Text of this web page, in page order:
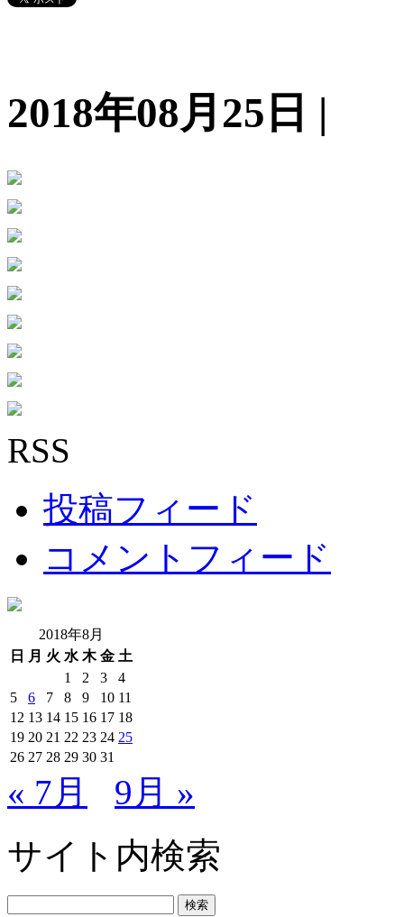
2018年08月25日 |
RSS
投稿フィード
コメントフィード
2018年8月
日
月 火 水 木 金 土
1
2 3
4
5
6 7 8 9 10 11
12 13 14 15 16 17 18
19 20 21 22 23 24 25
26 27 28 29 30 31
« 7月
9月 »
サイト内検索